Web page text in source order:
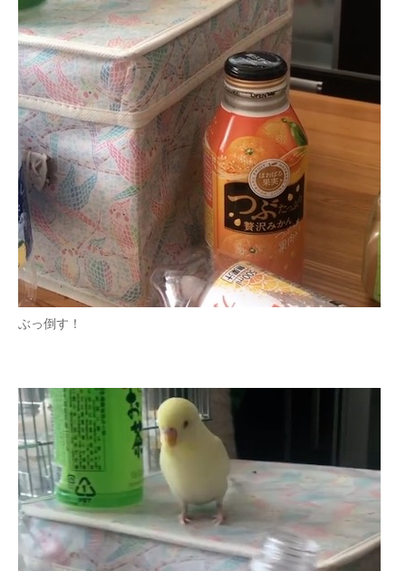
ぶっ倒す！